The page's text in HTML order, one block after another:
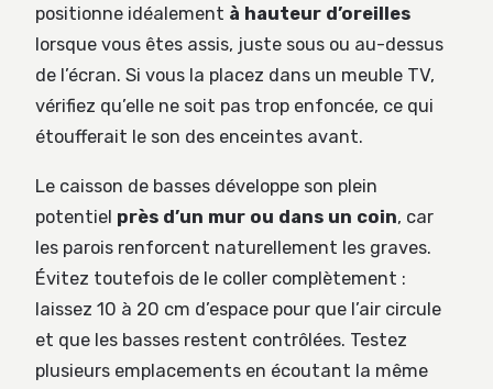
positionne idéalement à hauteur d’oreilles
lorsque vous êtes assis, juste sous ou au-dessus
de l’écran. Si vous la placez dans un meuble TV,
vérifiez qu’elle ne soit pas trop enfoncée, ce qui
étoufferait le son des enceintes avant.
Le caisson de basses développe son plein
potentiel près d’un mur ou dans un coin, car
les parois renforcent naturellement les graves.
Évitez toutefois de le coller complètement :
laissez 10 à 20 cm d’espace pour que l’air circule
et que les basses restent contrôlées. Testez
plusieurs emplacements en écoutant la même